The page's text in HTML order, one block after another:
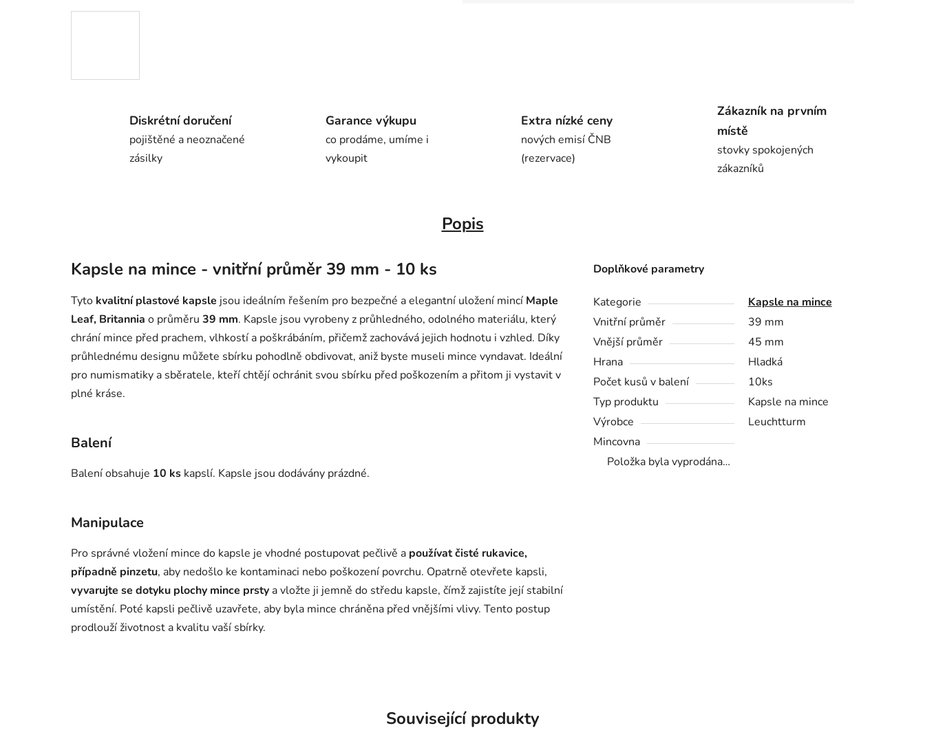
Diskrétní doručení
pojištěné a neoznačené
zásilky
Garance výkupu
co prodáme, umíme i
vykoupit
Extra nízké ceny
nových emisí ČNB
(rezervace)
Zákazník na prvním
místě
stovky spokojených
zákazníků
Popis
Kapsle na mince - vnitřní průměr 39 mm - 10 ks
Tyto kvalitní plastové kapsle jsou ideálním řešením pro bezpečné a elegantní uložení mincí Maple
Leaf, Britannia o průměru 39 mm. Kapsle jsou vyrobeny z průhledného, odolného materiálu, který
chrání mince před prachem, vlhkostí a poškrábáním, přičemž zachovává jejich hodnotu i vzhled. Díky
průhlednému designu můžete sbírku pohodlně obdivovat, aniž byste museli mince vyndavat. Ideální
pro numismatiky a sběratele, kteří chtějí ochránit svou sbírku před poškozením a přitom ji vystavit v
plné kráse.
Balení
Balení obsahuje 10 ks kapslí. Kapsle jsou dodávány prázdné.
Manipulace
Pro správné vložení mince do kapsle je vhodné postupovat pečlivě a používat čisté rukavice,
případně pinzetu, aby nedošlo ke kontaminaci nebo poškození povrchu. Opatrně otevřete kapsli,
vyvarujte se dotyku plochy mince prsty a vložte ji jemně do středu kapsle, čímž zajistíte její stabilní
umístění. Poté kapsli pečlivě uzavřete, aby byla mince chráněna před vnějšími vlivy. Tento postup
prodlouží životnost a kvalitu vaší sbírky.
Doplňkové parametry
Kategorie
Kapsle na mince
Vnitřní průměr
39 mm
Vnější průměr
45 mm
Hrana
Hladká
Počet kusů v balení
10ks
Typ produktu
Kapsle na mince
Výrobce
Leuchtturm
Mincovna
Položka byla vyprodána…
Související produkty